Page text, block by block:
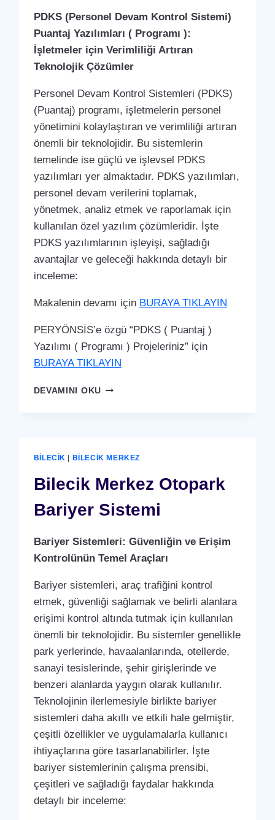
PDKS (Personel Devam Kontrol Sistemi)
Puantaj Yazılımları ( Programı ):
İşletmeler için Verimliliği Artıran
Teknolojik Çözümler
Personel Devam Kontrol Sistemleri (PDKS)
(Puantaj) programı, işletmelerin personel
yönetimini kolaylaştıran ve verimliliği artıran
önemli bir teknolojidir. Bu sistemlerin
temelinde ise güçlü ve işlevsel PDKS
yazılımları yer almaktadır. PDKS yazılımları,
personel devam verilerini toplamak,
yönetmek, analiz etmek ve raporlamak için
kullanılan özel yazılım çözümleridir. İşte
PDKS yazılımlarının işleyişi, sağladığı
avantajlar ve geleceği hakkında detaylı bir
inceleme:
Makalenin devamı için BURAYA TIKLAYIN
PERYÖNSİS’e özgü “PDKS ( Puantaj )
Yazılımı ( Programı ) Projeleriniz” için
BURAYA TIKLAYIN
DEVAMINI OKUBILECIK
PUANTAJ
YAZILIMI
(PROGRAMI)
BILECIK BILECIK MERKEZ
Bilecik Merkez Otopark
Bariyer Sistemi
Bariyer Sistemleri: Güvenliğin ve Erişim
Kontrolünün Temel Araçları
Bariyer sistemleri, araç trafiğini kontrol
etmek, güvenliği sağlamak ve belirli alanlara
erişimi kontrol altında tutmak için kullanılan
önemli bir teknolojidir. Bu sistemler genellikle
park yerlerinde, havaalanlarında, otellerde,
sanayi tesislerinde, şehir girişlerinde ve
benzeri alanlarda yaygın olarak kullanılır.
Teknolojinin ilerlemesiyle birlikte bariyer
sistemleri daha akıllı ve etkili hale gelmiştir,
çeşitli özellikler ve uygulamalarla kullanıcı
ihtiyaçlarına göre tasarlanabilirler. İşte
bariyer sistemlerinin çalışma prensibi,
çeşitleri ve sağladığı faydalar hakkında
detaylı bir inceleme: